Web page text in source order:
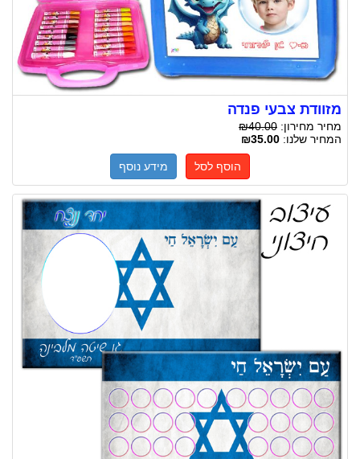
מזוודת צבעי פנדה
מחיר מחירון: ₪40.00
המחיר שלנו: ₪35.00
הוסף לסל מידע נוסף